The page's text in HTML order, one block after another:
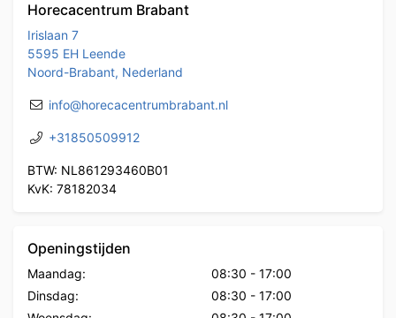
Horecacentrum Brabant
Irislaan 7
5595 EH Leende
Noord-Brabant, Nederland
info@horecacentrumbrabant.nl
+31850509912
BTW: NL861293460B01
KvK: 78182034
Openingstijden
Maandag: 08:30 - 17:00
Dinsdag:
08:30 - 17:00